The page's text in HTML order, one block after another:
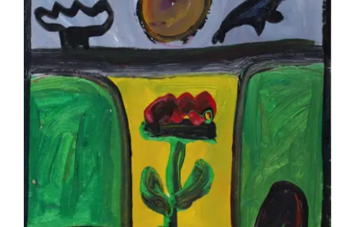
Jaber – A la mer